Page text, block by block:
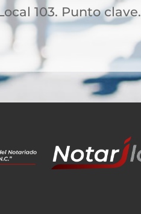
103. Punto clave.